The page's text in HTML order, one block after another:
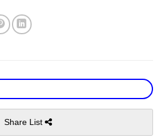
Share List